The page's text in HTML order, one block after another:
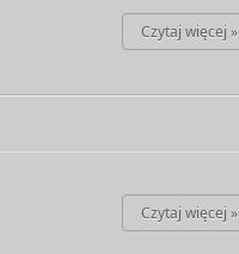
Czytaj więcej »
Czytaj więcej »